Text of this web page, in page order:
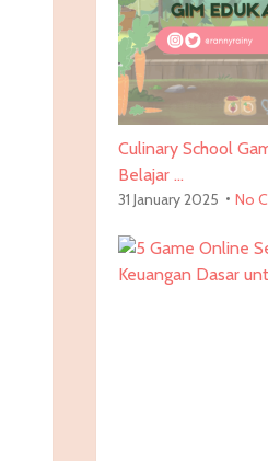
Culinary School
Belajar …
31 January 2025 No